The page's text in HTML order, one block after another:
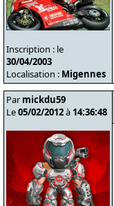
Inscription : le
30/04/2003
Localisation : Migennes
Par mickdu59
Le05/02/2012à 14:36:48